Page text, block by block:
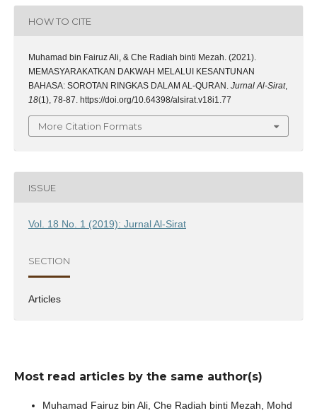
HOW TO CITE
Muhamad bin Fairuz Ali, & Che Radiah binti Mezah. (2021).
MEMASYARAKATKAN DAKWAH MELALUI KESANTUNAN
BAHASA: SOROTAN RINGKAS DALAM AL-QURAN. Jurnal Al-Sirat,
18(1), 78-87. https://doi.org/10.64398/alsirat.v18i1.77
More Citation Formats
ISSUE
Vol. 18 No. 1 (2019): Jurnal Al-Sirat
SECTION
Articles
Most read articles by the same author(s)
Muhamad Fairuz bin Ali, Che Radiah binti Mezah, Mohd